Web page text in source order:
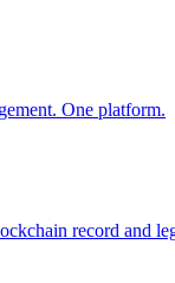
One platform.
record and